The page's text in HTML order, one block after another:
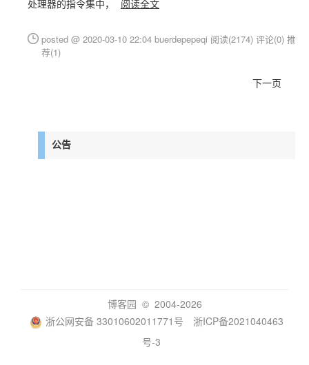
处理器的指令集中，
阅读全文
posted @ 2020-03-10 22:04 buerdepepeqi 阅读(2174) 评论(0) 推
荐(1)
下一页
公告
博客园 © 2004-2026
浙公网安备 33010602011771号
浙ICP备2021040463
号-3